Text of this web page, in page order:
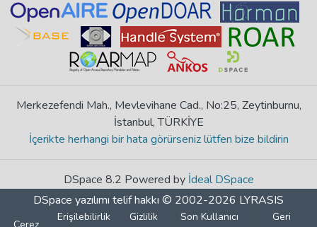
Merkezefendi Mah., Mevlevihane Cad., No:25, Zeytinburnu,
İstanbul, TÜRKİYE
İçerikte herhangi bir hata görürseniz lütfen bize bildirin
DSpace 8.2 Powered by İdeal DSpace
DSpace yazılımı telif hakkı © 2002-2026 LYRASIS
Çerez
Erişilebilirlik
Gizlilik
Son Kullanıcı
Geri